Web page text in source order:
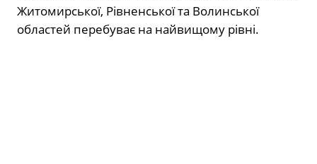
Житомирської, Рівненської та Волинської
областей перебуває на найвищому рівні.